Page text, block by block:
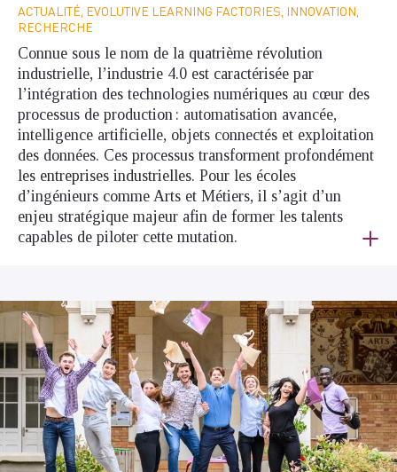
ACTUALITÉ, EVOLUTIVE LEARNING FACTORIES, INNOVATION,
RECHERCHE
Connue sous le nom de la quatrième révolution
industrielle, l’industrie 4.0 est caractérisée par
l’intégration des technologies numériques au cœur des
processus de production : automatisation avancée,
intelligence artificielle, objets connectés et exploitation
des données. Ces processus transforment profondément
les entreprises industrielles. Pour les écoles
d’ingénieurs comme Arts et Métiers, il s’agit d’un
enjeu stratégique majeur afin de former les talents
capables de piloter cette mutation.